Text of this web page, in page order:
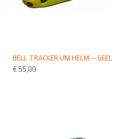
BELL TRACKER UNI HELM – GEEL
€ 55,00